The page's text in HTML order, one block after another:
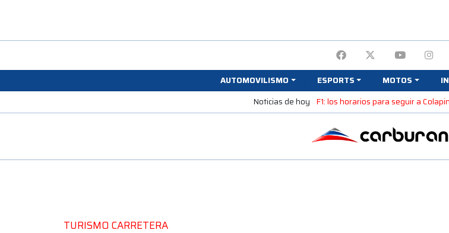
AUTOMOVILISMO ESPORTS MOTOS
Noticias de hoy F1: los horarios para seguir a
TURISMO CARRETERA